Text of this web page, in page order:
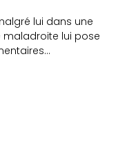
lui dans une
maladroite lui pose